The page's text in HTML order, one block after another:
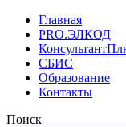
Главная
PRO.ЭЛКОД
СБИС
Образование
Контакты
Поиск